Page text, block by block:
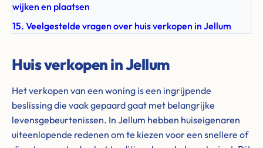
wijken en plaatsen
15. Veelgestelde vragen over huis verkopen in Jellum
Huis verkopen in Jellum
Het verkopen van een woning is een ingrijpende
beslissing die vaak gepaard gaat met belangrijke
levensgebeurtenissen. In Jellum hebben huiseigenaren
uiteenlopende redenen om te kiezen voor een snellere of